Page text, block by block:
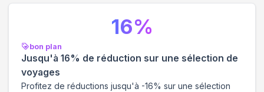
bon plan
Jusqu'à 16% de réduction sur une sélection de
voyages
Profitez de réductions jusqu'à -16% sur une sélection
16%